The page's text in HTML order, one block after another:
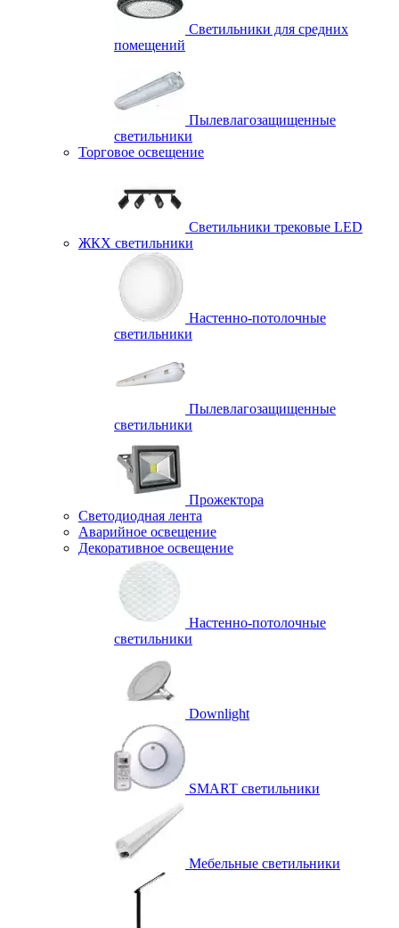
Светильники для средних
помещений
Пылевлагозащищенные
светильники
Торговое освещение
Светильники трековые LED
ЖКХ светильники
Настенно-потолочные
светильники
Пылевлагозащищенные
светильники
Прожектора
Светодиодная лента
Аварийное освещение
Декоративное освещение
Настенно-потолочные
светильники
Downlight
SMART светильники
Мебельные светильники